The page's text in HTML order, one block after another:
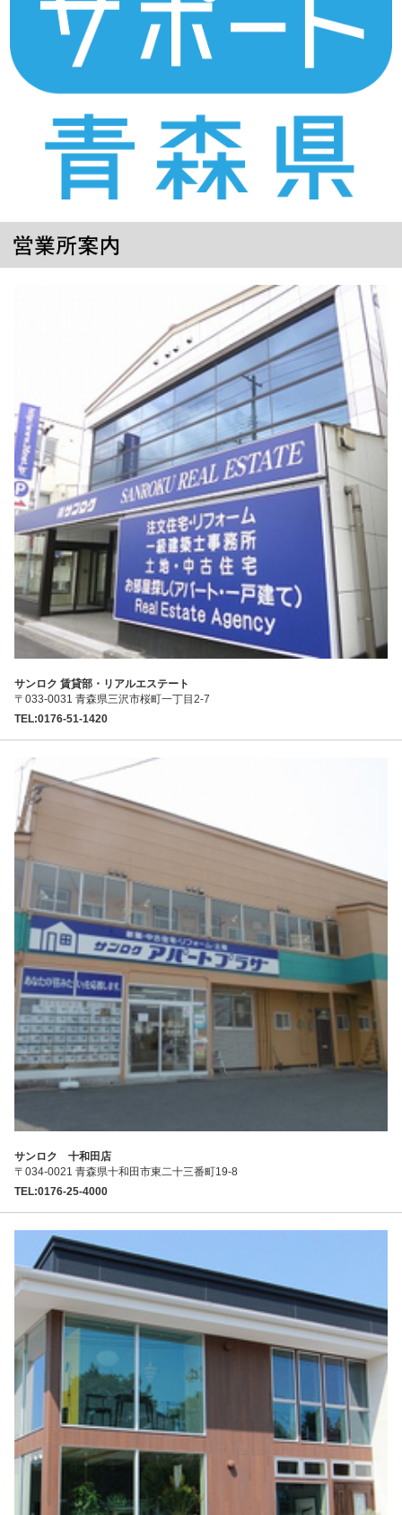
サンロク 賃貸部・リアルエステート
〒033-0031 青森県三沢市桜町一丁目2-7
TEL:0176-51-1420
サンロク 十和田店
〒034-0021 青森県十和田市東二十三番町19-8
TEL:0176-25-4000